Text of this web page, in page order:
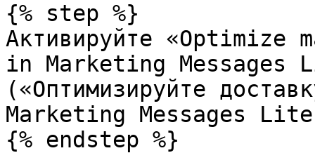
{% step %}
Активируйте «Optimize
in Marketing Messages
(«Оптимизируйте
Marketing Messages
{% endstep %}